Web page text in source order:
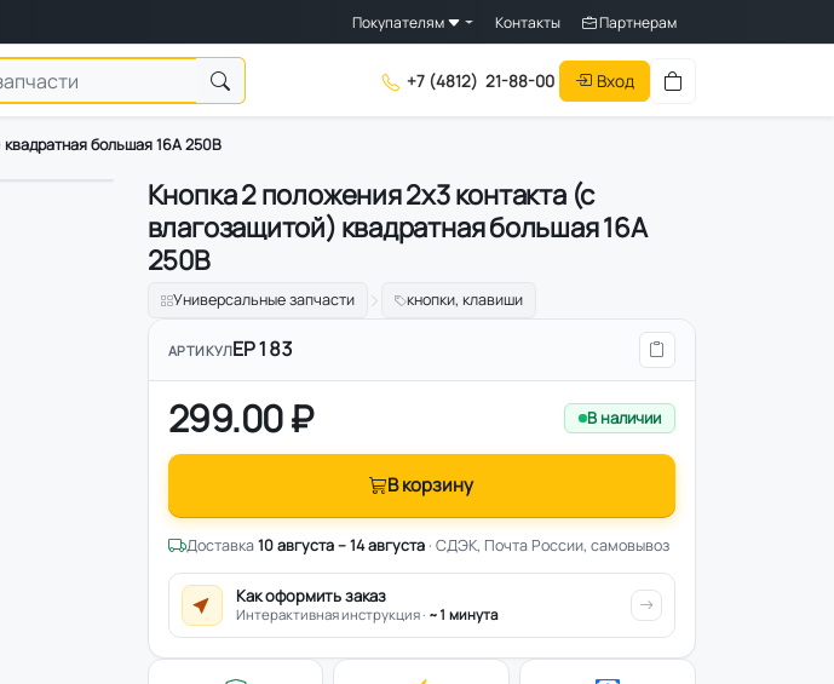
Покупателям Контакты Партнерам
+7 (4812) 21-88-00 Вход
большая 16А 250В
Кнопка 2 положения 2х3 контакта (с
влагозащитой) квадратная большая 16А
250В
Универсальные запчасти кнопки, клавиши
АРТИКУЛEP183
299.00 ₽ В наличии
В корзину
Доставка10 августа – 14 августа· СДЭК, Почта России, самовывоз
Как оформить заказ
Интерактивная инструкция · ~1 минута